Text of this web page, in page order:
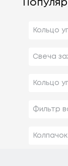
Кольцо
Свеча
Кольцо
Фильтр